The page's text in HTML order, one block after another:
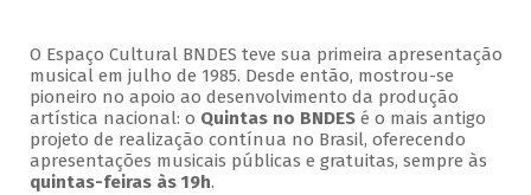
O Espaço Cultural BNDES teve sua primeira apresentação
musical em julho de 1985. Desde então, mostrou-se
pioneiro no apoio ao desenvolvimento da produção
artística nacional: o Quintas no BNDESé o mais antigo
projeto de realização contínua no Brasil, oferecendo
apresentações musicais públicas e gratuitas, sempre às
quintas-feiras às 19h.